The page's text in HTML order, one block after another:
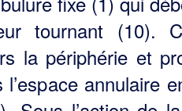
tournant (10).
la périphérie et
annulaire